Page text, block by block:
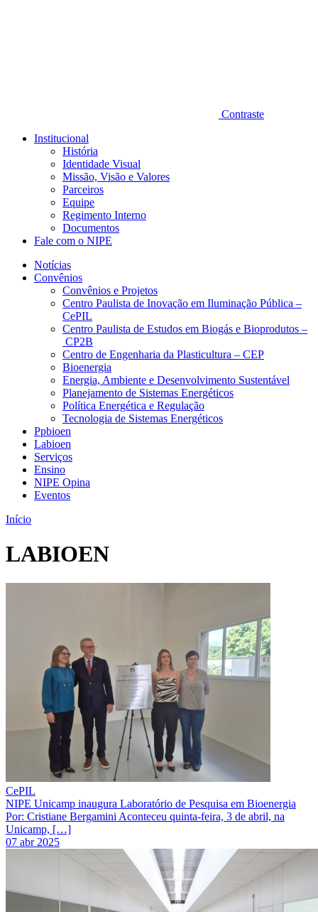
Contraste
Institucional
História
Identidade Visual
Missão, Visão e Valores
Parceiros
Equipe
Regimento Interno
Documentos
Fale com o NIPE
Notícias
Convênios
Convênios e Projetos
Centro Paulista de Inovação em Iluminação Pública –
CePIL
Centro Paulista de Estudos em Biogás e Bioprodutos –
CP2B
Centro de Engenharia da Plasticultura – CEP
Bioenergia
Energia, Ambiente e Desenvolvimento Sustentável
Planejamento de Sistemas Energéticos
Política Energética e Regulação
Tecnologia de Sistemas Energéticos
Ppbioen
Labioen
Serviços
Ensino
NIPE Opina
Eventos
Início
LABIOEN
CePIL
NIPE Unicamp inaugura Laboratório de Pesquisa em Bioenergia
Por: Cristiane Bergamini Aconteceu quinta-feira, 3 de abril, na
Unicamp, […]
07 abr 2025